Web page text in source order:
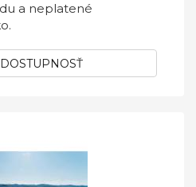
a neplatené